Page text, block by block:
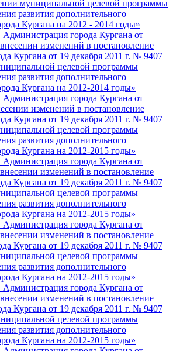
муниципальной целевой программы
развития дополнительного
Кургана на 2012 - 2014 годы»
города Кургана от
изменений в постановление
Кургана от 19 декабря 2011 г. № 9407
целевой программы
развития дополнительного
Кургана на 2012-2014 годы»
города Кургана от
изменений в постановление
Кургана от 19 декабря 2011 г. № 9407
целевой программы
развития дополнительного
Кургана на 2012-2015 годы»
города Кургана от
изменений в постановление
Кургана от 19 декабря 2011 г. № 9407
целевой программы
развития дополнительного
Кургана на 2012-2015 годы»
города Кургана от
изменений в постановление
Кургана от 19 декабря 2011 г. № 9407
целевой программы
развития дополнительного
Кургана на 2012-2015 годы»
города Кургана от
изменений в постановление
Кургана от 19 декабря 2011 г. № 9407
целевой программы
развития дополнительного
Кургана на 2012-2015 годы»